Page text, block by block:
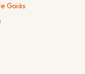
Goiás